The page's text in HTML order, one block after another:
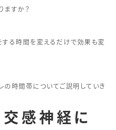
ますか？
する時間を変えるだけで効果も変
の時間帯についてご説明していき
交感神経に